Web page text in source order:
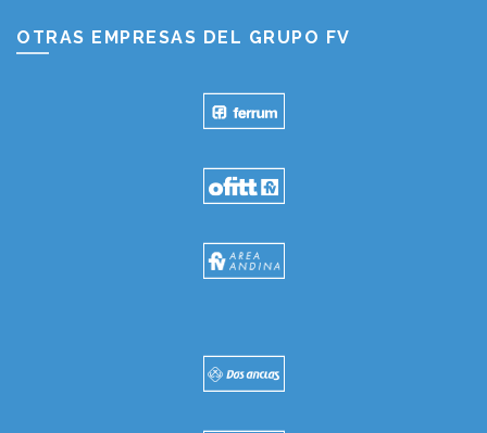
OTRAS EMPRESAS DEL GRUPO FV